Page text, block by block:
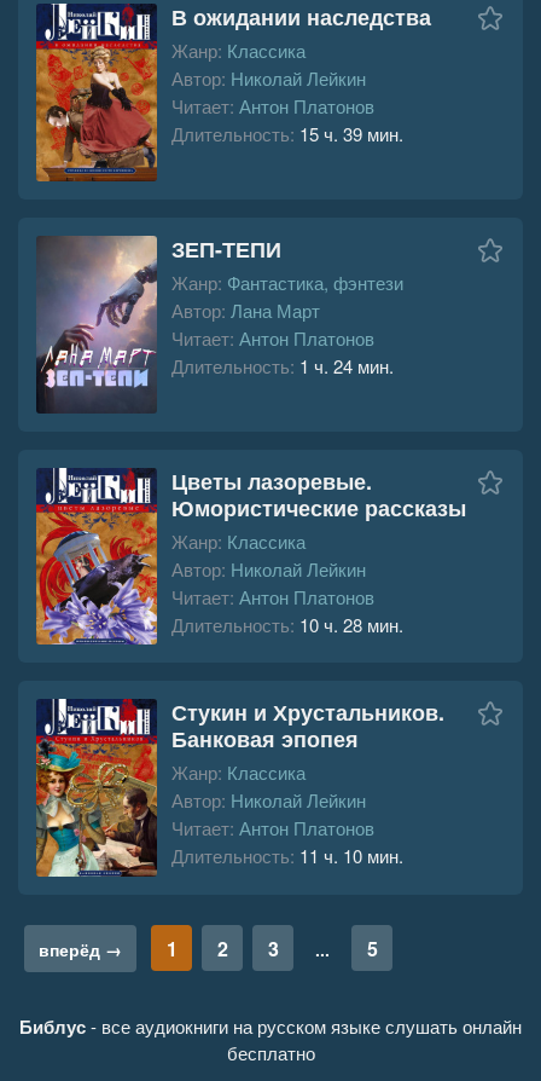
В ожидании наследства
Жанр: Классика
Автор: Николай Лейкин
Читает: Антон Платонов
Длительность: 15 ч. 39 мин.
ЗЕП-ТЕПИ
Жанр: Фантастика, фэнтези
Автор: Лана Март
Читает: Антон Платонов
Длительность: 1 ч. 24 мин.
Цветы лазоревые.
Юмористические рассказы
Жанр: Классика
Автор: Николай Лейкин
Читает: Антон Платонов
Длительность: 10 ч. 28 мин.
Стукин и Хрустальников.
Банковая эпопея
Жанр: Классика
Автор: Николай Лейкин
Читает: Антон Платонов
Длительность: 11 ч. 10 мин.
вперёд → 1 2 3 ... 5
Библус- все аудиокниги на русском языке слушать онлайн
бесплатно